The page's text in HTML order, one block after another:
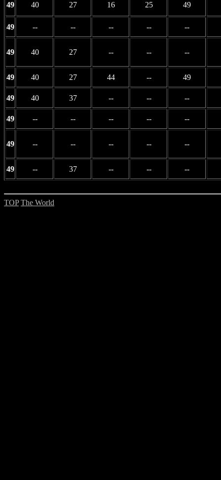
49 40 27 16 25 49
49 -- -- -- -- --
49 40 27 -- -- --
49 40 27 44 -- 49
49 40 37 -- -- --
49 -- -- -- -- --
49 -- -- -- -- --
49 -- 37 -- -- --
TOP The World